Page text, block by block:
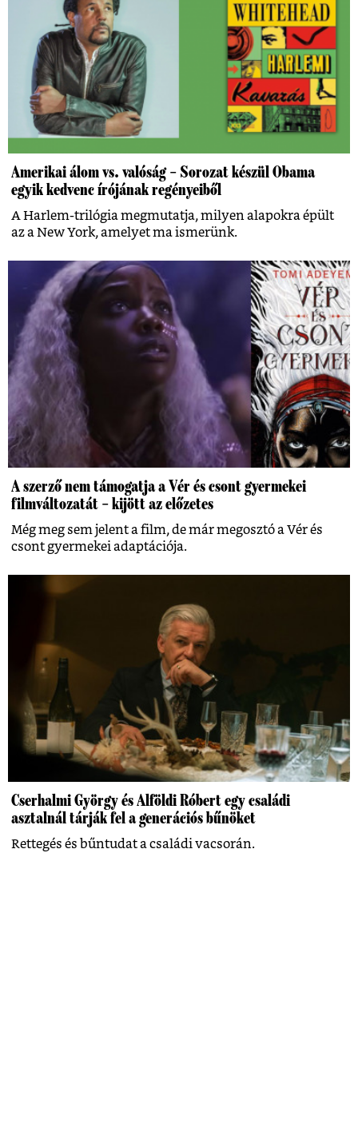
Amerikai álom vs. valóság – Sorozat készül Obama
egyik kedvenc írójának regényeiből
A Harlem-trilógia megmutatja, milyen alapokra épült
az a New York, amelyet ma ismerünk.
A szerző nem támogatja a Vér és csont gyermekei
filmváltozatát – kijött az előzetes
Még meg sem jelent a film, de már megosztó a Vér és
csont gyermekei adaptációja.
Cserhalmi György és Alföldi Róbert egy családi
asztalnál tárják fel a generációs bűnöket
Rettegés és bűntudat a családi vacsorán.